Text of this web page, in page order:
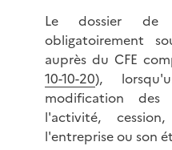
Le dossier de
obligatoirement
auprès du CFE
10-10-20),
modification des
l'activité,
l'entreprise ou son